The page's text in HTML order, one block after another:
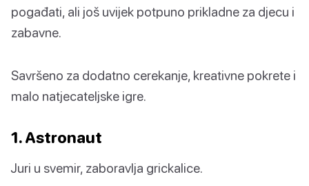
pogađati, ali još uvijek potpuno prikladne za djecu i
zabavne.
Savršeno za dodatno cerekanje, kreativne pokrete i
malo natjecateljske igre.
1. Astronaut
Juri u svemir, zaboravlja grickalice.